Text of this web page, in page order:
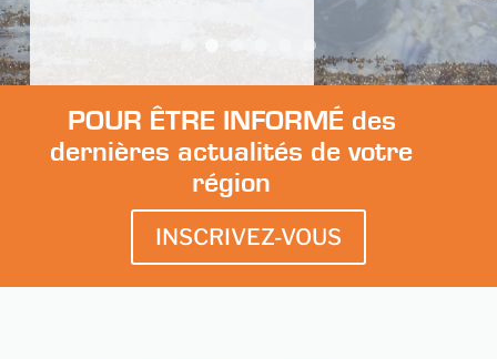
POUR ÊTRE INFORMÉ des
dernières actualités de votre
région
INSCRIVEZ-VOUS